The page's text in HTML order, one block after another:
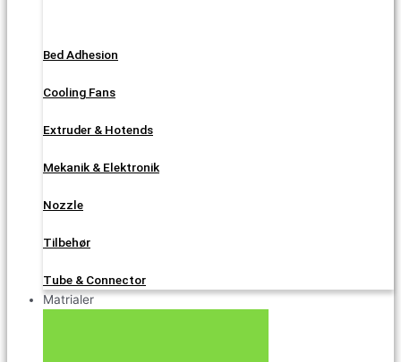
Bed Adhesion
Cooling Fans
Extruder & Hotends
Mekanik & Elektronik
Nozzle
Tilbehør
Tube & Connector
Matrialer